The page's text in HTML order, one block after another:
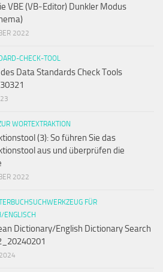
VBE (VB-Editor) Dunkler Modus
2022
CHECK-TOOL
Data Standards Check Tools
WORTEXTRAKTION
(3): So führen Sie das
aus und überprüfen die
2022
FÜR
ENGLISCH
Dictionary/English Dictionary Search